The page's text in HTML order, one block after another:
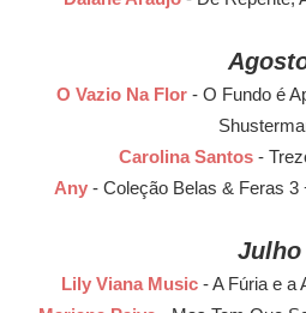
O Vazio Na Flor - O Fundo é
Carolina Santos -
Any - Coleção Belas & Feras 3
Julho
Lily Viana Music - A Fúria e a